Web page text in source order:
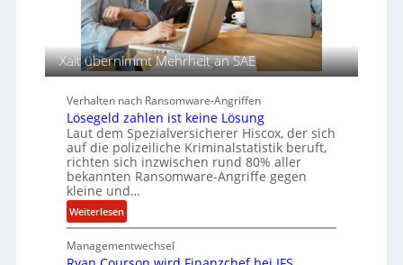
n
a
u
f
d
e
p
u
r
c
h
A
g
e
y
a
r
b
e
i
t
e
Xait übernimmt Mehrheit an SAE
Verhalten nach Ransomware-Angriffen
Lösegeld zahlen ist keine Lösung
Laut dem Spezialversicherer Hiscox, der sich
auf die polizeiliche Kriminalstatistik beruft,
richten sich inzwischen rund 80% aller
bekannten Ransomware-Angriffe gegen
kleine und…
Weiterlesen:
L
ö
s
Managementwechsel